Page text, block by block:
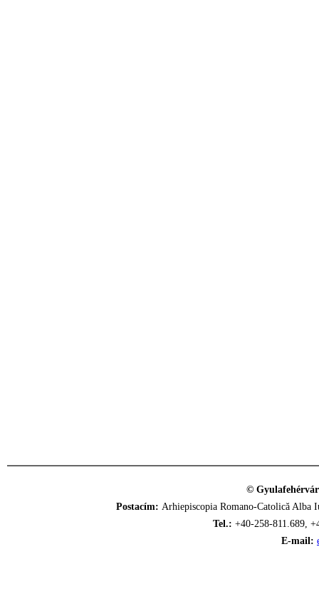
©
Postacím: Arhiepiscopia Romano-Catolică
Tel.: +40-258-811.689,
E-mail: